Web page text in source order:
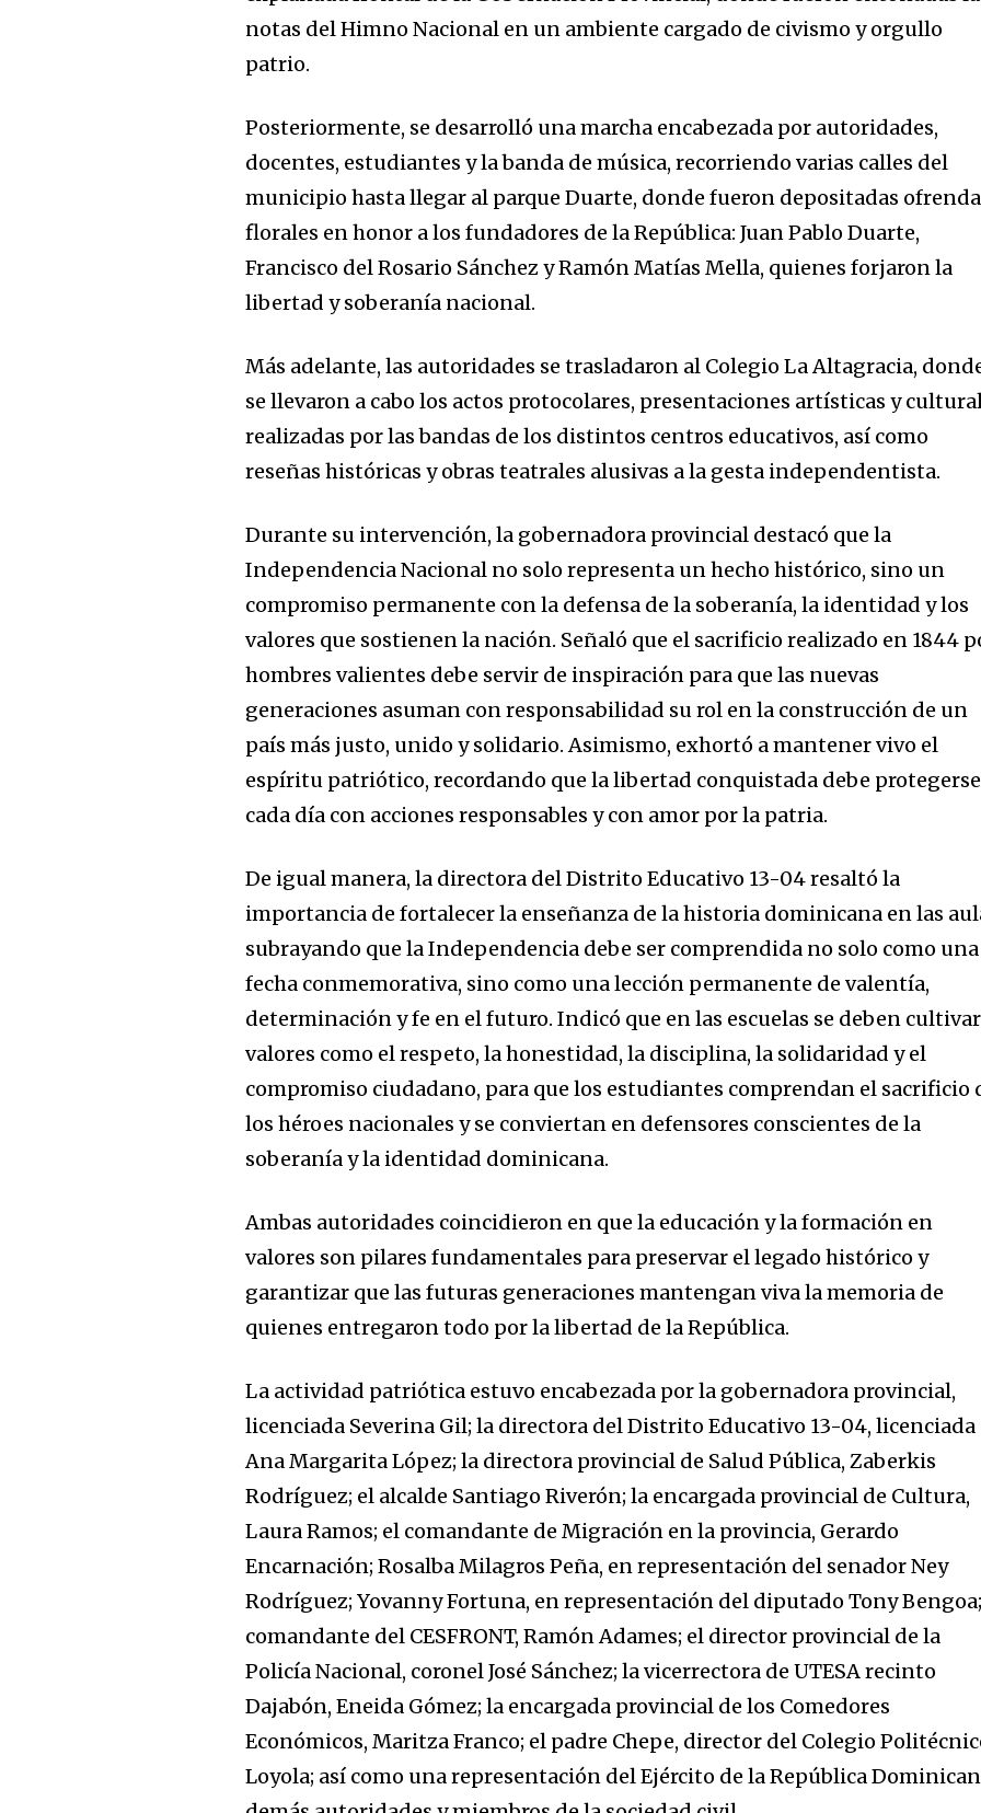
notas del Himno Nacional en un ambiente cargado de civismo y orgullo
patrio.
Posteriormente, se desarrolló una marcha encabezada por autoridades,
docentes, estudiantes y la banda de música, recorriendo varias calles del
municipio hasta llegar al parque Duarte, donde fueron depositadas
florales en honor a los fundadores de la República: Juan Pablo Duarte,
Francisco del Rosario Sánchez y Ramón Matías Mella, quienes forjaron la
libertad y soberanía nacional.
Más adelante, las autoridades se trasladaron al Colegio La Altagracia,
se llevaron a cabo los actos protocolares, presentaciones artísticas y
realizadas por las bandas de los distintos centros educativos, así como
reseñas históricas y obras teatrales alusivas a la gesta independentista.
Durante su intervención, la gobernadora provincial destacó que la
Independencia Nacional no solo representa un hecho histórico, sino un
compromiso permanente con la defensa de la soberanía, la identidad y los
valores que sostienen la nación. Señaló que el sacrificio realizado en 1844
hombres valientes debe servir de inspiración para que las nuevas
generaciones asuman con responsabilidad su rol en la construcción de un
país más justo, unido y solidario. Asimismo, exhortó a mantener vivo el
espíritu patriótico, recordando que la libertad conquistada debe protegerse
cada día con acciones responsables y con amor por la patria.
De igual manera, la directora del Distrito Educativo 13-04 resaltó la
importancia de fortalecer la enseñanza de la historia dominicana en las
subrayando que la Independencia debe ser comprendida no solo como una
fecha conmemorativa, sino como una lección permanente de valentía,
determinación y fe en el futuro. Indicó que en las escuelas se deben cultivar
valores como el respeto, la honestidad, la disciplina, la solidaridad y el
compromiso ciudadano, para que los estudiantes comprendan el sacrificio
los héroes nacionales y se conviertan en defensores conscientes de la
soberanía y la identidad dominicana.
Ambas autoridades coincidieron en que la educación y la formación en
valores son pilares fundamentales para preservar el legado histórico y
garantizar que las futuras generaciones mantengan viva la memoria de
quienes entregaron todo por la libertad de la República.
La actividad patriótica estuvo encabezada por la gobernadora provincial,
licenciada Severina Gil; la directora del Distrito Educativo 13-04, licenciada
Ana Margarita López; la directora provincial de Salud Pública, Zaberkis
Rodríguez; el alcalde Santiago Riverón; la encargada provincial de Cultura,
Laura Ramos; el comandante de Migración en la provincia, Gerardo
Encarnación; Rosalba Milagros Peña, en representación del senador Ney
Rodríguez; Yovanny Fortuna, en representación del diputado Tony
comandante del CESFRONT, Ramón Adames; el director provincial de la
Policía Nacional, coronel José Sánchez; la vicerrectora de UTESA recinto
Dajabón, Eneida Gómez; la encargada provincial de los Comedores
Económicos, Maritza Franco; el padre Chepe, director del Colegio
Loyola; así como una representación del Ejército de la República